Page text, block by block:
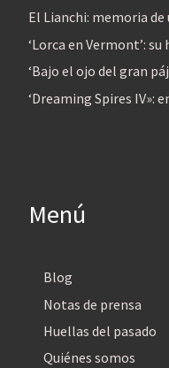
El Lianchi: memoria
‘Lorca en Vermont’:
‘Bajo el ojo del gran
‘Dreaming Spires IV»:
Menú
Blog
Notas de prensa
Huellas del pasado
Quiénes somos